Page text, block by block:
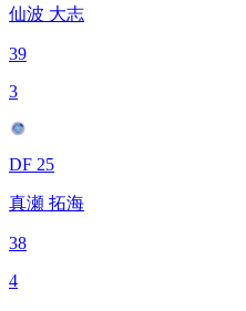
仙波 大志
39
3
DF 25
真瀬 拓海
38
4